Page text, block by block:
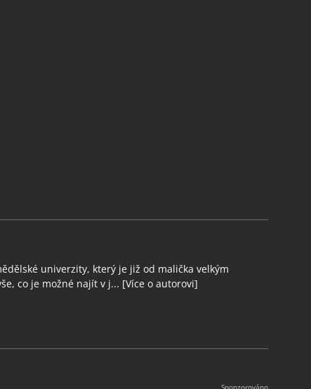
univerzity, který je již od malička velkým
co je možné najít v j... [Více o autorovi]